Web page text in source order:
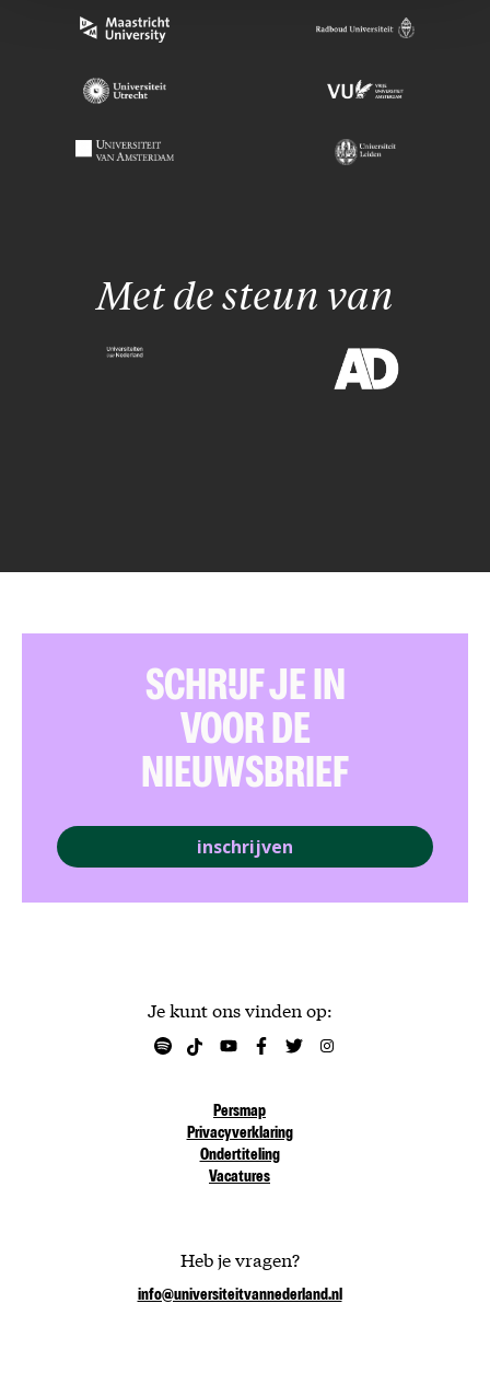
Met de steun van
Je kunt ons vinden op:
Persmap
Privacyverklaring
Ondertiteling
Vacatures
Heb je vragen?
info@universiteitvannederland.nl
SCHRIJF JE IN
VOOR DE
NIEUWSBRIEF
inschrijven